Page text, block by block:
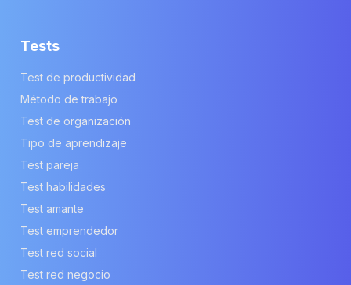
Tests
Test de productividad
Método de trabajo
Test de organización
Tipo de aprendizaje
Test pareja
Test habilidades
Test amante
Test emprendedor
Test red social
Test red negocio